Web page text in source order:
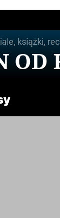
książki,
OD